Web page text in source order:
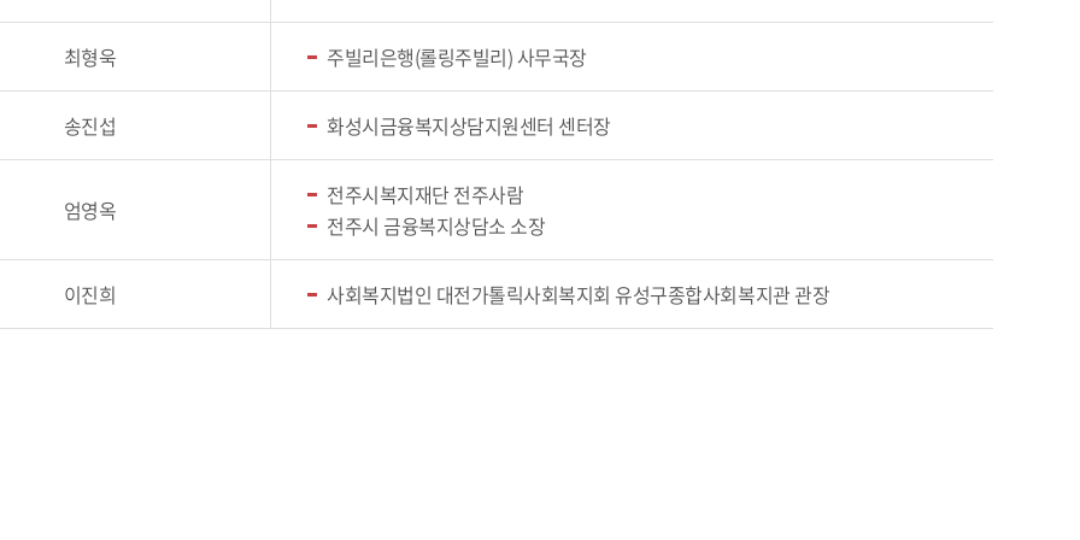
최형욱 주빌리은행(롤링주빌리) 사무국장
송진섭 화성시금융복지상담지원센터 센터장
엄영옥
전주시복지재단 전주사람
전주시 금융복지상담소 소장
이진희 사회복지법인 대전가톨릭사회복지회 유성구종합사회복지관 관장